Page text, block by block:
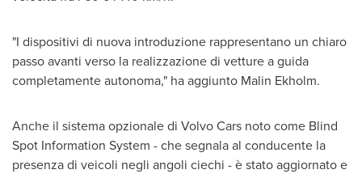
"I dispositivi di nuova introduzione rappresentano un chiaro
passo avanti verso la realizzazione di vetture a guida
completamente autonoma," ha aggiunto Malin Ekholm.
Anche il sistema opzionale di Volvo Cars noto come Blind
Spot Information System - che segnala al conducente la
presenza di veicoli negli angoli ciechi - è stato aggiornato e